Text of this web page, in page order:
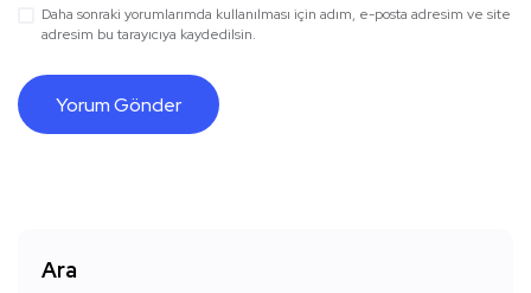
Daha sonraki yorumlarımda kullanılması için adım, e-posta adresim ve site
adresim bu tarayıcıya kaydedilsin.
Ara